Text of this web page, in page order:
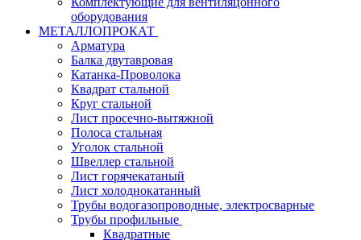
оборудования
МЕТАЛЛОПРОКАТ
Арматура
Балка двутавровая
Катанка-Проволока
Квадрат стальной
Круг стальной
Лист просечно-вытяжной
Полоса стальная
Уголок стальной
Швеллер стальной
Лист горячекатаный
Лист холоднокатанный
Трубы водогазопроводные, электросварные
Трубы профильные
Квадратные